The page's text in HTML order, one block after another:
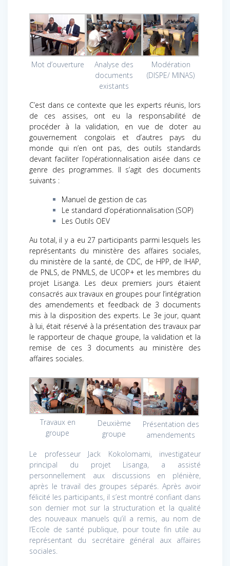
Mot d’ouverture
Analyse des
documents
existants
Modération
(DISPE/ MINAS)
C’est dans ce contexte que les experts réunis, lors
de ces assises, ont eu la responsabilité de
procéder à la validation, en vue de doter au
gouvernement congolais et d’autres pays du
monde qui n’en ont pas, des outils standards
devant faciliter l’opérationnalisation aisée dans ce
genre des programmes. Il s’agit des documents
suivants :
Manuel de gestion de cas
Le standard d’opérationnalisation (SOP)
Les Outils OEV
Au total, il y a eu 27 participants parmi lesquels les
représentants du ministère des affaires sociales,
du ministère de la santé, de CDC, de HPP, de IHAP,
de PNLS, de PNMLS, de UCOP+ et les membres du
projet Lisanga. Les deux premiers jours étaient
consacrés aux travaux en groupes pour l’intégration
des amendements et feedback de 3 documents
mis à la disposition des experts. Le 3e jour, quant
à lui, était réservé à la présentation des travaux par
le rapporteur de chaque groupe, la validation et la
remise de ces 3 documents au ministère des
affaires sociales.
Travaux en
groupe
Deuxième
groupe
Présentation des
amendements
Le professeur Jack Kokolomami, investigateur
principal du projet Lisanga, a assisté
personnellement aux discussions en plénière,
après le travail des groupes séparés. Après avoir
félicité les participants, il s’est montré confiant dans
son dernier mot sur la structuration et la qualité
des nouveaux manuels qu’il a remis, au nom de
l’Ecole de santé publique, pour toute fin utile au
représentant du secrétaire général aux affaires
sociales.